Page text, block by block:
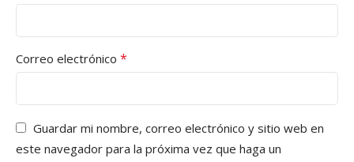
Correo electrónico *
Guardar mi nombre, correo electrónico y sitio web en
este navegador para la próxima vez que haga un